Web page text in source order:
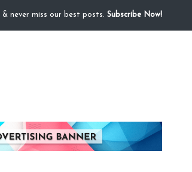
never miss our best posts. Subscribe Now!